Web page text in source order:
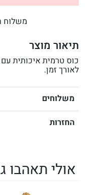
משלוח
תיאור מוצר
כוס טרמית איכותית
לאורך זמן.
משלוחים
החזרות
אולי תאהבו